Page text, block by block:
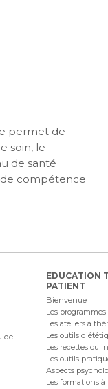
permet de
soin, le
de santé
compétence
de
EDUCATION
PATIENT
Bienvenue
Les programmes
Les ateliers à
Les outils
Les recettes
Les outils
Aspects
Les formations à